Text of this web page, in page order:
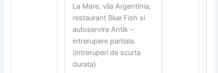
La Mare, vila Argentinia,
restaurant Blue Fish si
autoservire Antik –
intrerupere partiala.
(intreruperi de scurta
durata)